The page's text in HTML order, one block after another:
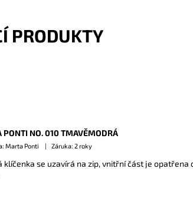
PRODUKTY
PONTI NO. 010 TMAVĚMODRÁ
Marta Ponti Záruka: 2 roky
se uzavírá na zip, vnitřní část je opatřena